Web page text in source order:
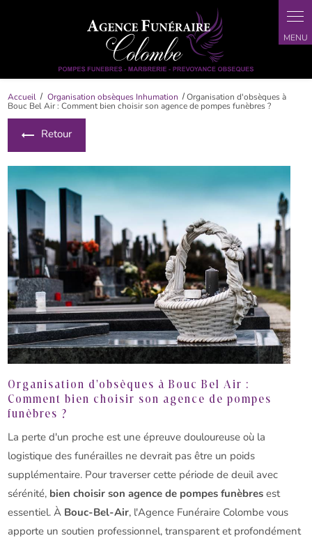
Accueil Organisation obsèques Inhumation
Organisation d'obsèques à
Bouc Bel Air : Comment bien choisir son agence de pompes funèbres ?
Retour
Organisation d'obsèques à Bouc Bel Air :
Comment bien choisir son agence de pompes
funèbres ?
La perte d'un proche est une épreuve douloureuse où la
logistique des funérailles ne devrait pas être un poids
supplémentaire. Pour traverser cette période de deuil avec
sérénité, bien choisir son agence de pompes funèbres est
essentiel. À Bouc-Bel-Air, l'Agence Funéraire Colombe vous
apporte un soutien professionnel, transparent et profondément